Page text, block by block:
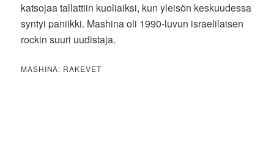
katsojaa tallattiin kuoliaiksi, kun yleisön keskuudessa
syntyi paniikki. Mashina oli 1990-luvun israelilaisen
rockin suuri uudistaja.
MASHINA: RAKEVET